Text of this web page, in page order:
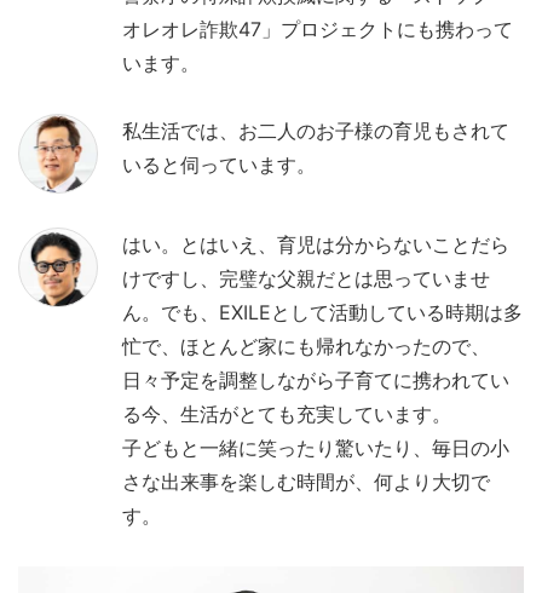
オレオレ詐欺47」プロジェクトにも携わって
います。
私生活では、お二人のお子様の育児もされて
いると伺っています。
はい。とはいえ、育児は分からないことだら
けですし、完璧な父親だとは思っていませ
ん。でも、EXILEとして活動している時期は多
忙で、ほとんど家にも帰れなかったので、
日々予定を調整しながら子育てに携われてい
る今、生活がとても充実しています。
子どもと一緒に笑ったり驚いたり、毎日の小
さな出来事を楽しむ時間が、何より大切で
す。